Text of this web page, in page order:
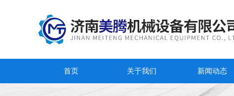
首页 关于我们 新闻动态